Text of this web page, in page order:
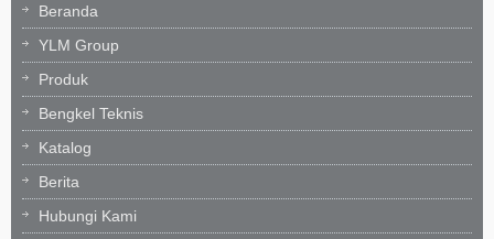
Beranda
YLM Group
Produk
Bengkel Teknis
Katalog
Berita
Hubungi Kami